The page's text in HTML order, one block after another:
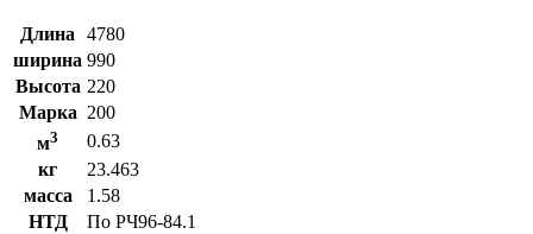
Длина
4780
ширина 990
Высота 220
Марка 200
м3
0.63
кг
23.463
масса
1.58
НТД
По РЧ96-84.1